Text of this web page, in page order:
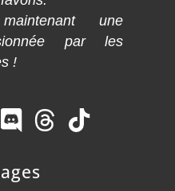
une
par les
!